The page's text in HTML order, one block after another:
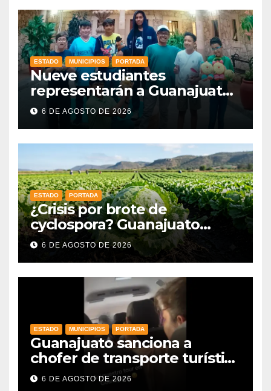
ESTADO MUNICIPIOS PORTADA
Nueve estudiantes
representarán a Guanajuato
en la Olimpiada Mexicana de
Matemáticas 2026
6 DE AGOSTO DE 2026
ESTADO PORTADA
¿Crisis por brote de
cyclospora? Guanajuato
mantiene intactas sus
exportaciones
6 DE AGOSTO DE 2026
ESTADO MUNICIPIOS PORTADA
Guanajuato sanciona a
chofer de transporte turístico
e intensifica operativos de
6 DE AGOSTO DE 2026